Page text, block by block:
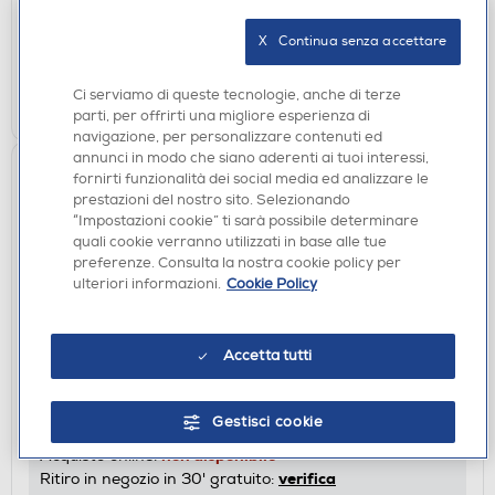
non disponibile
Ritiro in negozio in 30' gratuito: verifica
CERCA NEGOZIO
Ideale Audience International - Troppo Cattivi
DISPONIBILE SOLO IN NEGOZIO
Acquisto online:non disponibile
Ritiro in negozio in 30' gratuito: verifica
Ci serviamo di queste tecnologie, anche di terze
parti, per offrirti una migliore esperienza di
navigazione, per personalizzare contenuti ed
annunci in modo che siano aderenti ai tuoi interessi,
fornirti funzionalità dei social media ed analizzare le
prestazioni del nostro sito. Selezionando
“Impostazioni cookie” ti sarà possibile determinare
quali cookie verranno utilizzati in base alle tue
preferenze. Consulta la nostra cookie policy per
ulteriori informazioni. Cookie Policy
Accetta tutti
Gestisci cookie
X   Continua senza accettare